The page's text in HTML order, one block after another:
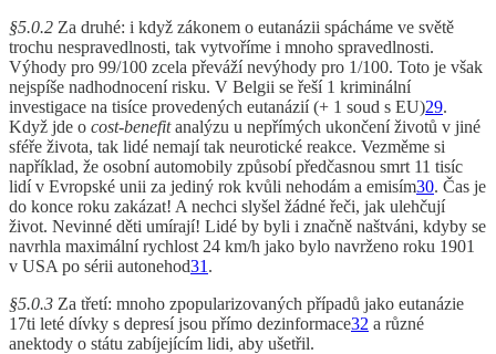
§5.0.2 Za druhé: i když zákonem o eutanázii spácháme ve světě
trochu nespravedlnosti, tak vytvoříme i mnoho spravedlnosti.
Výhody pro 99/100 zcela převáží nevýhody pro 1/100. Toto je však
nejspíše nadhodnocení risku. V Belgii se řeší 1 kriminální
investigace na tisíce provedených eutanázií (+ 1 soud s EU)29.
Když jde o cost-benefitanalýzu u nepřímých ukončení životů v jiné
sféře života, tak lidé nemají tak neurotické reakce. Vezměme si
například, že osobní automobily způsobí předčasnou smrt 11 tisíc
lidí v Evropské unii za jediný rok kvůli nehodám a emisím30. Čas je
do konce roku zakázat! A nechci slyšel žádné řeči, jak ulehčují
život. Nevinné děti umírají! Lidé by byli i značně naštváni, kdyby se
navrhla maximální rychlost 24 km/h jako bylo navrženo roku 1901
v USA po sérii autonehod31 .
§5.0.3 Za třetí: mnoho zpopularizovaných případů jako eutanázie
17ti leté dívky s depresí jsou přímo dezinformace32 a různé
anektody o státu zabíjejícím lidi, aby ušetřil.